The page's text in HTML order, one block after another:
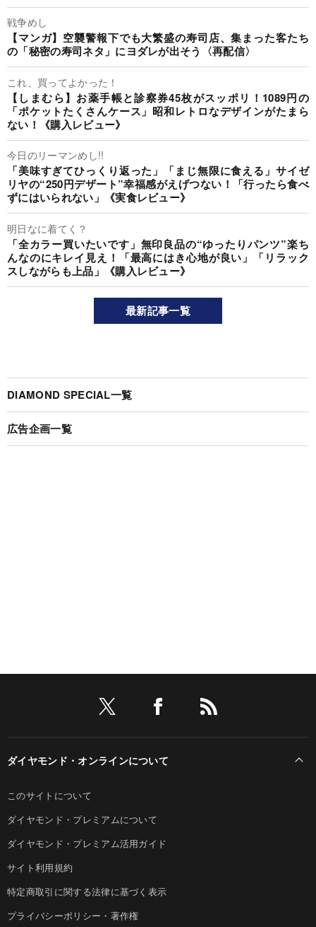
戦争めし
【マンガ】空襲警報下でも大繁盛の寿司店、集まった客たち
の「秘密の寿司ネタ」にヨダレが出そう〈再配信〉
これ、買ってよかった！
【しまむら】お薬手帳と診察券45枚がスッポリ！1089円の
「ポケットたくさんケース」昭和レトロなデザインがたまら
ない！《購入レビュー》
今日のリーマンめし!!
「美味すぎてひっくり返った」「まじ無限に食える」サイゼ
リヤの“250円デザート”幸福感がえげつない！「行ったら食べ
ずにはいられない」《実食レビュー》
明日なに着てく？
「全カラー買いたいです」無印良品の“ゆったりパンツ”楽ち
んなのにキレイ見え！「最高にはき心地が良い」「リラック
スしながらも上品」《購入レビュー》
最新記事一覧
DIAMOND SPECIAL一覧
広告企画一覧
ダイヤモンド・オンラインについて
このサイトについて
ダイヤモンド・プレミアムについて
ダイヤモンド・プレミアム活用ガイド
サイト利用規約
特定商取引に関する法律に基づく表示
プライバシーポリシー・著作権